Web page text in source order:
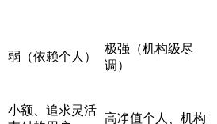
弱（依赖个人）
极强（机构级尽
调）
小额、追求灵活
高净值个人、机构